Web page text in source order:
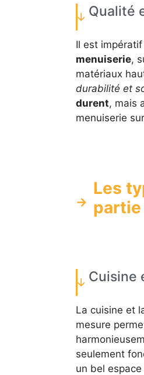
Qualité
Il est
menuiserie,
matériaux
durabilité et
durent, mais
menuiserie
Les
partie
Cuisine
La cuisine et
mesure
seulement
un bel